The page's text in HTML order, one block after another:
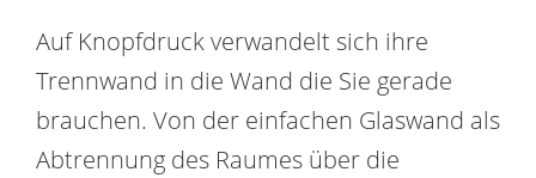
Auf Knopfdruck verwandelt sich ihre
Trennwand in die Wand die Sie gerade
brauchen. Von der einfachen Glaswand als
Abtrennung des Raumes über die